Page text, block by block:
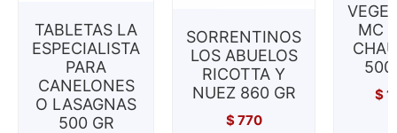
TABLETAS LA
ESPECIALISTA
PARA
CANELONES
O LASAGNAS
500 GR
SORRENTINOS
LOS ABUELOS
RICOTTA Y
NUEZ 860 GR
$770
MC
500
$